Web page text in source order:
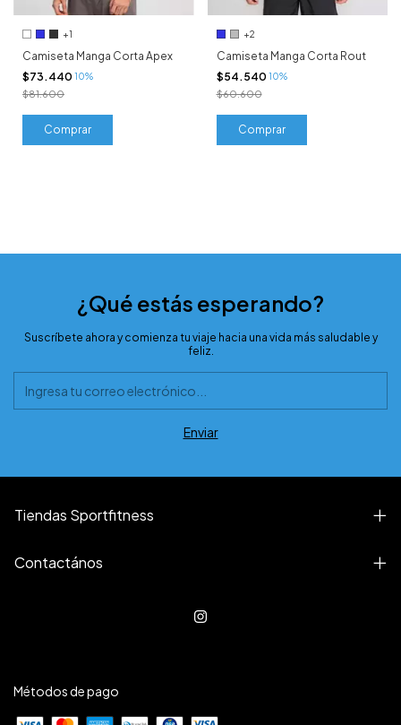
+1
Camiseta Manga Corta Apex
$73.440 10%
$81.600
Comprar
+2
Camiseta Manga Corta Rout
$54.540 10%
$60.600
Comprar
¿Qué estás esperando?
Suscríbete ahora y comienza tu viaje hacia una vida más saludable y
feliz.
Tiendas Sportfitness
Contactános
Métodos de pago